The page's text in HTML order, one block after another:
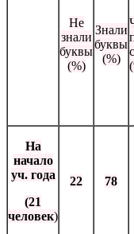
Не
знали
буквы
(%)
Знали
буквы
(%)
На
начало
уч. года
(21
человек)
22 78